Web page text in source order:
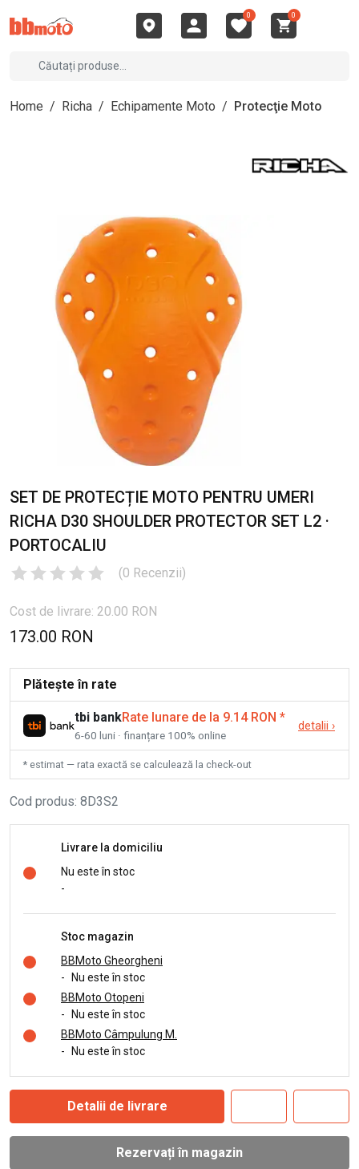
0 0
Home / Richa / Echipamente Moto / Protecţie Moto
SET DE PROTECȚIE MOTO PENTRU UMERI
RICHA D30 SHOULDER PROTECTOR SET L2 ·
PORTOCALIU
(0 Recenzii)
Cost de livrare: 20.00 RON
173.00 RON
Plătește în rate
tbi bankRate lunare de la 9.14 RON *
6-60 luni · finanțare 100% online
detalii ›
* estimat — rata exactă se calculează la check-out
Cod produs: 8D3S2
Livrare la domiciliu
Nu este în stoc
-
Stoc magazin
BBMoto Gheorgheni
-
Nu este în stoc
BBMoto Otopeni
-
Nu este în stoc
BBMoto Câmpulung M.
-
Nu este în stoc
Detalii de livrare
Rezervați în magazin